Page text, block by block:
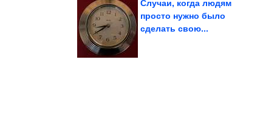
Случаи, когда людям
просто нужно было
сделать свою...
подсвечник своими